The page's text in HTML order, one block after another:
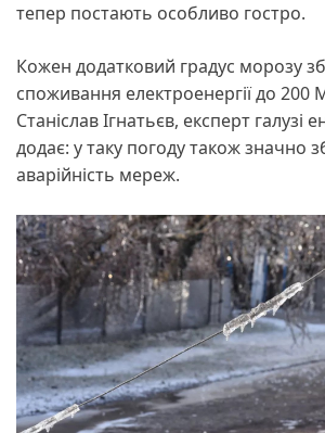
тепер постають особливо гостро.
Кожен додатковий градус морозу
споживання електроенергії до 200
Станіслав Ігнатьєв, експерт галузі
додає: у таку погоду також значно
аварійність мереж.